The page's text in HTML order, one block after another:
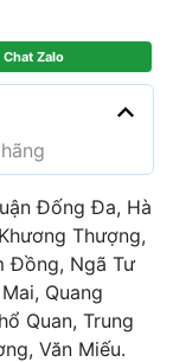
Chat Zalo
Đống Đa, Hà
Thượng,
Đồng, Ngã Tư
Quang
Quan, Trung
Văn Miếu.